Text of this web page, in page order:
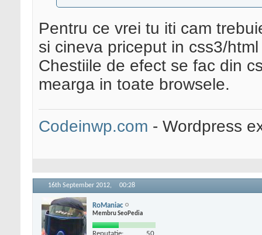
Pentru ce vrei tu iti cam
si cineva priceput in css3/
Chestiile de efect se fac din
mearga in toate browsele.
Codeinwp.com - Wordpress
16th September 2012, 00:28
RoManiac
Membru SeoPedia
Reputatie: 50